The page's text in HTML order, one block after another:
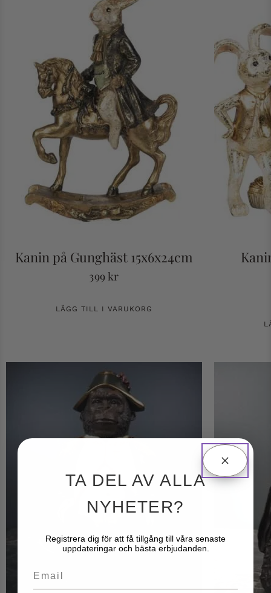
Kanin på Gunghäst 15x6x24cm
399kr
LÄGG TILL I VARUKORG
TA DEL AV ALLA
NYHETER?
Registrera dig för att få tillgång till våra senaste
uppdateringar och bästa erbjudanden.
Email